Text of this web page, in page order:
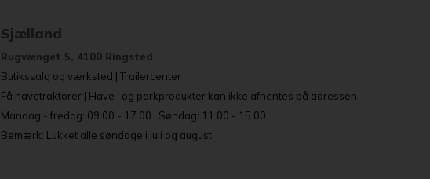
Sjælland
Rugvænget 5, 4100 Ringsted
Butikssalg og værksted | Trailercenter
Få havetraktorer | Have- og parkprodukter kan ikke afhentes på adressen
Mandag - fredag: 09.00 - 17.00 · Søndag: 11.00 - 15.00
Bemærk: Lukket alle søndage i juli og august